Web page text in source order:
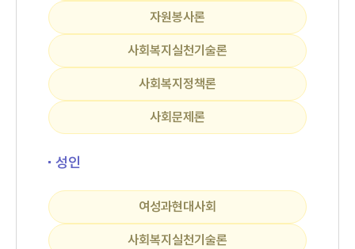
자원봉사론
사회복지실천기술론
사회복지정책론
사회문제론
성인
여성과현대사회
사회복지실천기술론